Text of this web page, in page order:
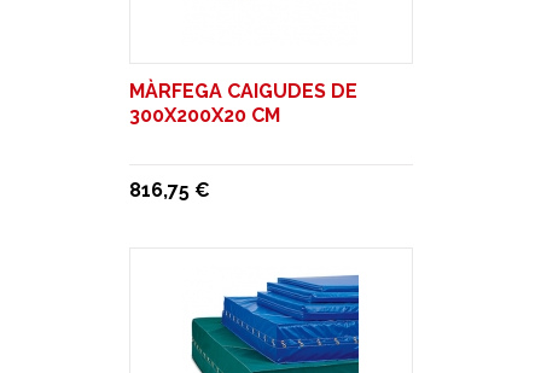
MÀRFEGA CAIGUDES DE
300X200X20 CM
816,75 €